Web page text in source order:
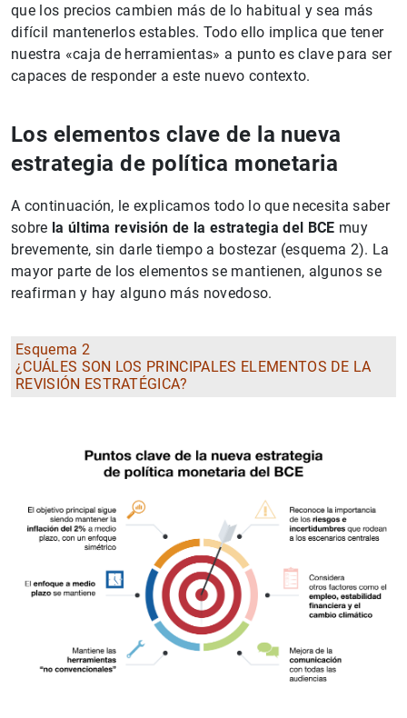
que los precios cambien más de lo habitual y sea más
difícil mantenerlos estables. Todo ello implica que tener
nuestra «caja de herramientas» a punto es clave para ser
capaces de responder a este nuevo contexto.
Los elementos clave de la nueva
estrategia de política monetaria
A continuación, le explicamos todo lo que necesita saber
sobre la última revisión de la estrategia del BCE muy
brevemente, sin darle tiempo a bostezar (esquema 2). La
mayor parte de los elementos se mantienen, algunos se
reafirman y hay alguno más novedoso.
Esquema 2
¿CUÁLES SON LOS PRINCIPALES ELEMENTOS DE LA
REVISIÓN ESTRATÉGICA?